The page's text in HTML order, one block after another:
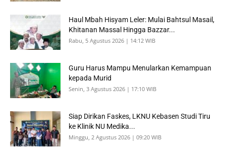
Haul Mbah Hisyam Leler: Mulai Bahtsul Masail,
Khitanan Massal Hingga Bazzar...
Rabu, 5 Agustus 2026 | 14:12 WIB
Guru Harus Mampu Menularkan Kemampuan
kepada Murid
Senin, 3 Agustus 2026 | 17:10 WIB
Siap Dirikan Faskes, LKNU Kebasen Studi Tiru
ke Klinik NU Medika...
Minggu, 2 Agustus 2026 | 09:20 WIB